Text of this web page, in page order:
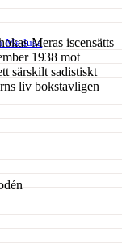
MedusaMeras iscensätts
1938 mot
särskilt sadistiskt
liv bokstavligen